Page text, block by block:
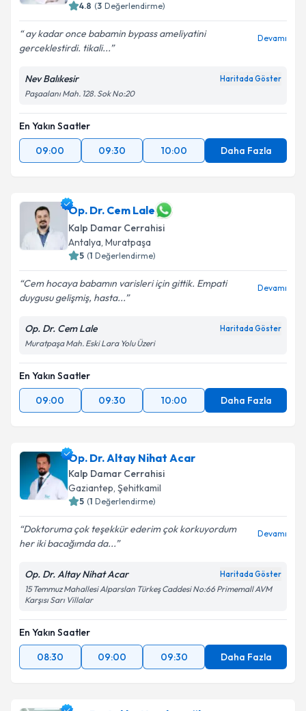
4.8 (3 Değerlendirme)
ay kadar once babamin bypass ameliyatini
gerceklestirdi. tikali...
Devamı
Nev Balıkesir Haritada Göster
Paşaalanı Mah. 128. Sok No:20
En Yakın Saatler
09:00
09:30 10:00 Daha Fazla
Op. Dr. Cem Lale
Kalp Damar Cerrahisi
Antalya, Muratpaşa
5 (1 Değerlendirme)
Cem hocaya babamın varisleri için gittik. Empati
duygusu gelişmiş, hasta...
Devamı
Op. Dr. Cem Lale Haritada Göster
Muratpaşa Mah. Eski Lara Yolu Üzeri
En Yakın Saatler
09:00
09:30 10:00 Daha Fazla
Op. Dr. Altay Nihat Acar
Kalp Damar Cerrahisi
Gaziantep, Şehitkamil
5 (1 Değerlendirme)
Doktoruma çok teşekkür ederim çok korkuyordum
her iki bacağımda da...
Devamı
Op. Dr. Altay Nihat Acar Haritada Göster
15 Temmuz Mahallesi Alparslan Türkeş Caddesi No:66 Primemall AVM
Karşısı Sarı Villalar
En Yakın Saatler
08:30
09:00 09:30 Daha Fazla